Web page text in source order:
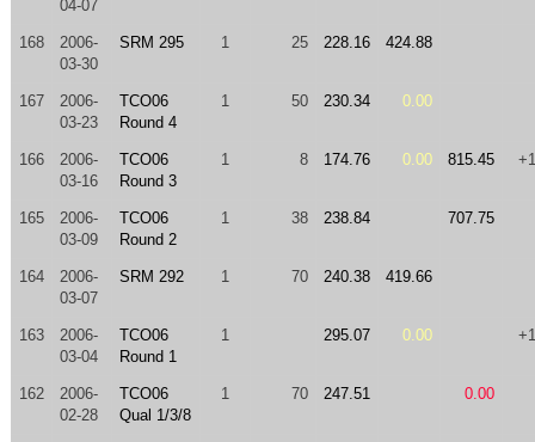
04-07
168
2006-
03-30
SRM 295 1 25 228.16 424.88
167
2006-
03-23
TCO06
Round 4
1 50 230.34 0.00
166
2006-
03-16
TCO06
Round 3
1 8 174.76 0.00 815.45
165
2006-
03-09
TCO06
Round 2
1 38 238.84 707.75
164
2006-
03-07
SRM 292 1 70 240.38 419.66
163
2006-
03-04
TCO06
Round 1
1 295.07 0.00
162
2006-
02-28
TCO06
Qual 1/3/8
1 70 247.51 0.00